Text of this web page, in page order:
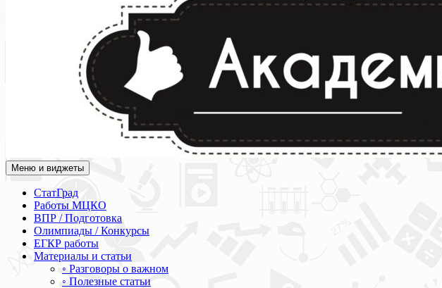
Академия СОВА
Подготовка к ЕГЭ, ОГЭ, ВПР, МЦКО, СтатГрад, КДР, ВОШ, олимпиады и конкурсы
Меню и виджеты
СтатГрад
Работы МЦКО
ВПР / Подготовка
Олимпиады / Конкурсы
ЕГКР работы
Материалы и статьи
◦ Разговоры о важном
◦ Полезные статьи